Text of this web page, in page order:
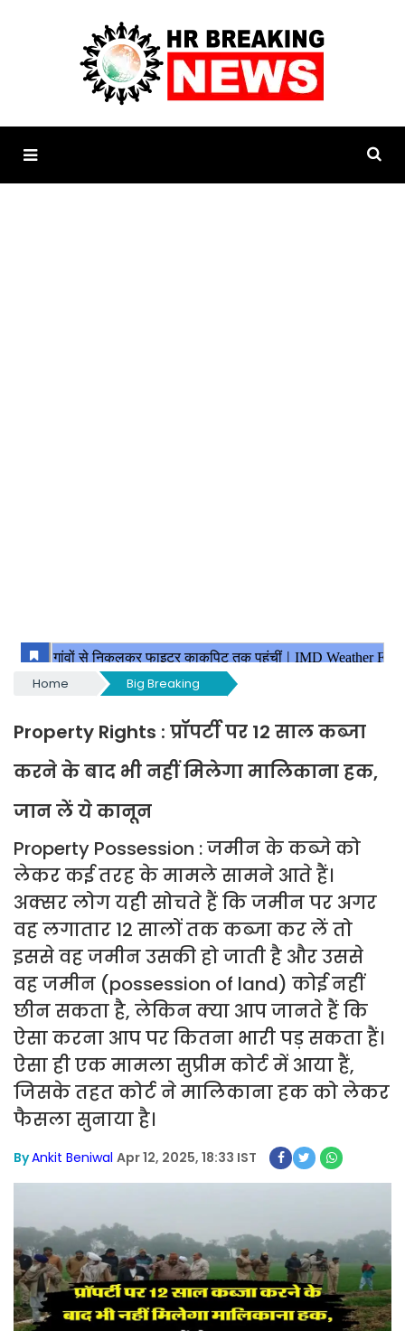
Home Big Breaking
Property Rights : प्रॉपर्टी पर 12 साल कब्जा
करने के बाद भी नहीं मिलेगा मालिकाना हक,
जान लें ये कानून
Property Possession : जमीन के कब्जे को
लेकर कई तरह के मामले सामने आते हैं।
अक्सर लोग यही सोचते हैं कि जमीन पर अगर
वह लगातार 12 सालों तक कब्जा कर लें तो
इससे वह जमीन उसकी हो जाती है और उससे
वह जमीन (possession of land) कोई नहीं
छीन सकता है, लेकिन क्या आप जानते हैं कि
ऐसा करना आप पर कितना भारी पड़ सकता हैं।
ऐसा ही एक मामला सुप्रीम कोर्ट में आया हैं,
जिसके तहत कोर्ट ने मालिकाना हक को लेकर
फैसला सुनाया है।
ByAnkit Beniwal Apr 12, 2025, 18:33 IST